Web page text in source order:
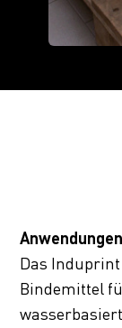
Anwendungen
Das Induprint
Bindemittel